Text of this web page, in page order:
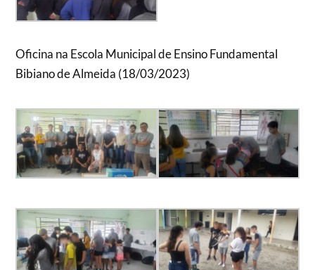
Oficina na Escola Municipal de Ensino Fundamental
Bibiano de Almeida (18/03/2023)